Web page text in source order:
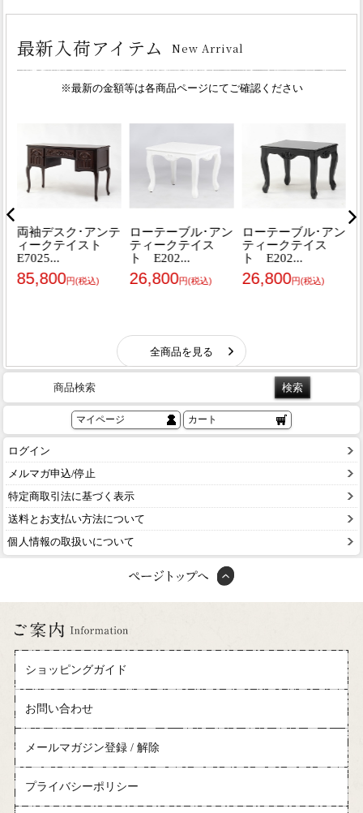
商品検索
マイページ カート
ログイン
メルマガ申込/停止
特定商取引法に基づく表示
送料とお支払い方法について
個人情報の取扱いについて
ショッピングガイド
お問い合わせ
メールマガジン登録 / 解除
プライバシーポリシー